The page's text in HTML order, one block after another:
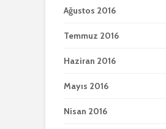
Ağustos 2016
Temmuz 2016
Haziran 2016
Mayıs 2016
Nisan 2016